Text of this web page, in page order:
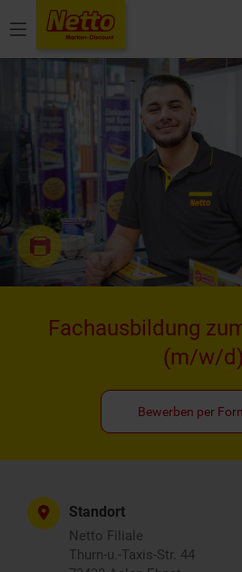
Menü
Fachausbildung
(m/w/d)
Bewerben per
Standort
Netto Filiale
Thurn-u.-Taxis-Str. 44